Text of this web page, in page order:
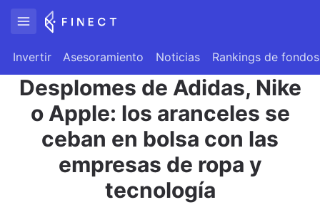
Invertir Asesoramiento Noticias Rankings de fondos
Desplomes de Adidas, Nike
o Apple: los aranceles se
ceban en bolsa con las
empresas de ropa y
tecnología